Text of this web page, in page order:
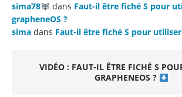
sima78
dans Faut-il être fiché S pour
grapheneOS ?
sima dans Faut-il être fiché S pour utiliser
VIDÉO : FAUT-IL ÊTRE FICHÉ S
GRAPHENEOS ?